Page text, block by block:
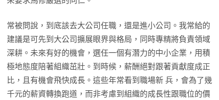
常被問說，到底該去大公司任職，還是進小公司。我常給的
建議是可先到大公司擴展眼界與格局，同時專精將負責領域
深耕。未來有好的機會，選任一個有潛力的中小企業，用積
極地態度陪著組織茁壯。到時候，薪酬絕對跟著貢獻度成正
比，且有機會飛快成長。這些年常看到職場新 兵，會為了幾
千元的薪資轉換跑道，而非考慮到組織的成長性跟職位的價